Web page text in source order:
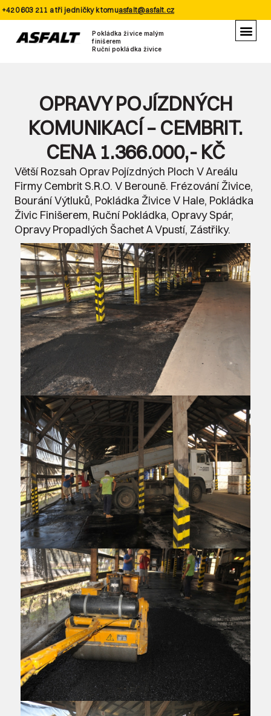
Pokládka živice malým
finišerem
Ruční pokládka živice
+420 603 211 a tři jedničky k tomuasfalt@asfalt.cz
OPRAVY POJÍZDNÝCH
KOMUNIKACÍ – CEMBRIT.
CENA 1.366.000,- KČ
Větší Rozsah Oprav Pojízdných Ploch V Areálu
Firmy Cembrit S.r.o. V Berouně. Frézování Živice,
Bourání Výtluků, Pokládka Živice V Hale, Pokládka
Živic Finišerem, Ruční Pokládka, Opravy Spár,
Opravy Propadlých Šachet A Vpustí, Zástřiky.